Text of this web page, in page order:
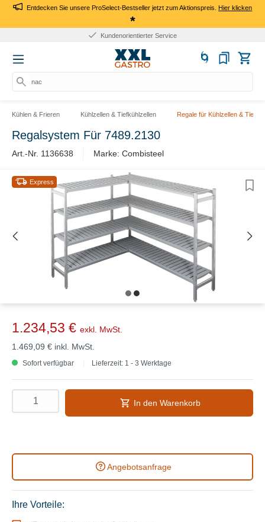
Entdecken Sie unsere ProSelect-Bestseller jetzt zum Aktionspreis.Hier klicken
*
Kundenorientierter Service
nach
Kühlen & Frieren Kühlzellen & Tiefkühlzellen Regale für Kühlzellen &
Regalsystem Für 7489.2130
Art.-Nr. 1136638 Marke: Combisteel
Express
1.234,53 € exkl. MwSt.
1.469,09 € inkl. MwSt.
Sofort verfügbar Lieferzeit: 1 - 3 Werktage
In den Warenkorb
Angebotsanfrage
Ihre Vorteile: